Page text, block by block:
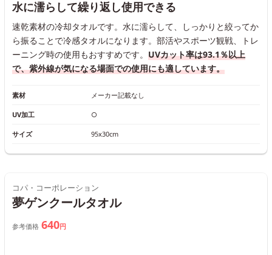
水に濡らして繰り返し使用できる
速乾素材の冷却タオルです。水に濡らして、しっかりと絞ってか
ら振ることで冷感タオルになります。部活やスポーツ観戦、トレ
ーニング時の使用もおすすめです。 UVカット率は93.1％以上
で、紫外線が気になる場面での使用にも適しています。
素材 メーカー記載なし
UV加工 ○
サイズ 95x30cm
コパ・コーポレーション
夢ゲンクールタオル
参考価格 640円